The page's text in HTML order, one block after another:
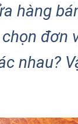
hàng
đơn
nhau?